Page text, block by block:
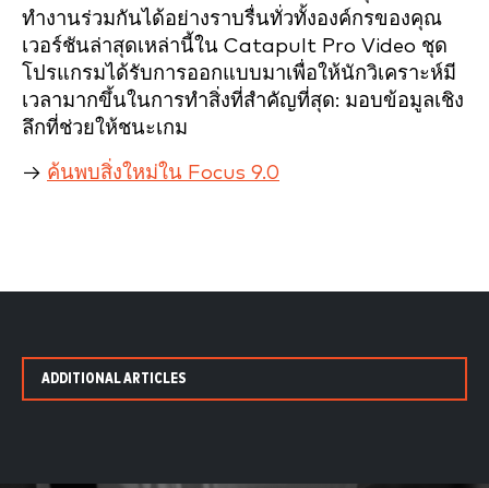
ทำงานร่วมกันได้อย่างราบรื่นทั่วทั้งองค์กรของคุณ
เวอร์ชันล่าสุดเหล่านี้ใน Catapult Pro Video ชุด
โปรแกรมได้รับการออกแบบมาเพื่อให้นักวิเคราะห์มี
เวลามากขึ้นในการทำสิ่งที่สำคัญที่สุด: มอบข้อมูลเชิง
ลึกที่ช่วยให้ชนะเกม
→ ค้นพบสิ่งใหม่ใน Focus 9.0
ADDITIONAL ARTICLES